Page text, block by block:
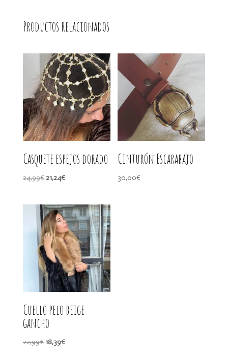
Productos relacionados
Casquete espejos dorado
24,99€ El
era:
24,99€.
21,24€El
es:
21,24€.
Cinturón Escarabajo
30,00€
Cuello pelo beige
gancho
22,99€El
18,39€El